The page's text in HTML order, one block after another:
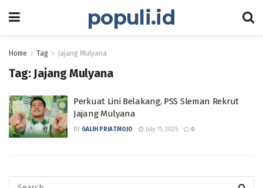
populi.id
Home Tag Jajang Mulyana
Tag: Jajang Mulyana
Perkuat Lini Belakang, PSS Sleman Rekrut
Jajang Mulyana
BY GALIH PRIATMOJO July 11, 2025 0